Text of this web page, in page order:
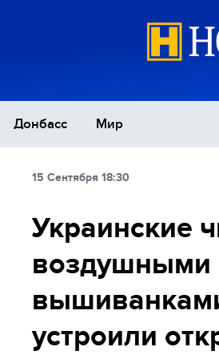
Донбасс Мир
15 Сентября 18:30
Украинские
устроили